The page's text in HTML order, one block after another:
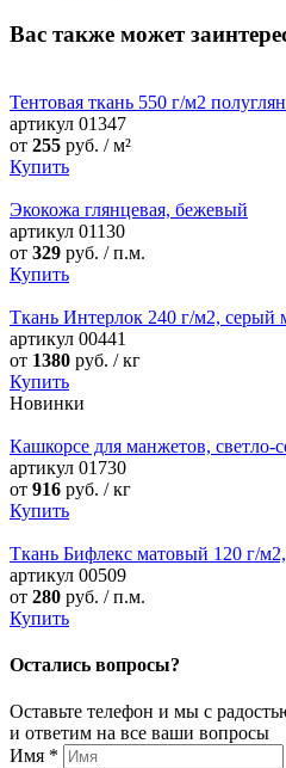
Вас также может
Тентовая ткань 550 г/м2
артикул 01347
от 255 руб. / м²
Купить
Экокожа глянцевая, бежевый
артикул 01130
от 329 руб. / п.м.
Купить
Ткань Интерлок 240 г/м2, серый
артикул 00441
от 1380 руб. / кг
Купить
Новинки
Кашкорсе для манжетов, светло-
артикул 01730
от 916 руб. / кг
Купить
Ткань Бифлекс матовый 120 г/
артикул 00509
от 280 руб. / п.м.
Купить
Остались вопросы?
Оставьте телефон и мы с
и ответим на все ваши вопросы
Имя *